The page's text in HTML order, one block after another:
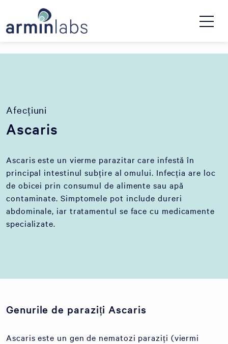
Afecțiuni
Ascaris
Ascaris este un vierme parazitar care infestă în
principal intestinul subțire al omului. Infecția are loc
de obicei prin consumul de alimente sau apă
contaminate. Simptomele pot include dureri
abdominale, iar tratamentul se face cu medicamente
specializate.
Genurile de paraziți Ascaris
Ascaris este un gen de nematozi paraziți (viermi